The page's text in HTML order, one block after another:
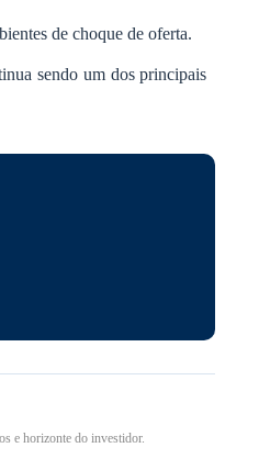
de choque de oferta.
sendo um dos principais
e horizonte do investidor.